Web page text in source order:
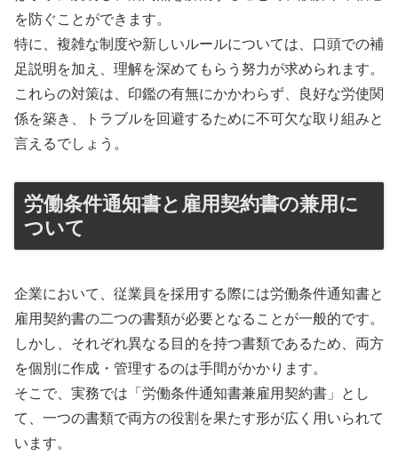
を防ぐことができます。
特に、複雑な制度や新しいルールについては、口頭での補
足説明を加え、理解を深めてもらう努力が求められます。
これらの対策は、印鑑の有無にかかわらず、良好な労使関
係を築き、トラブルを回避するために不可欠な取り組みと
言えるでしょう。
労働条件通知書と雇用契約書の兼用に
ついて
企業において、従業員を採用する際には労働条件通知書と
雇用契約書の二つの書類が必要となることが一般的です。
しかし、それぞれ異なる目的を持つ書類であるため、両方
を個別に作成・管理するのは手間がかかります。
そこで、実務では「労働条件通知書兼雇用契約書」とし
て、一つの書類で両方の役割を果たす形が広く用いられて
います。